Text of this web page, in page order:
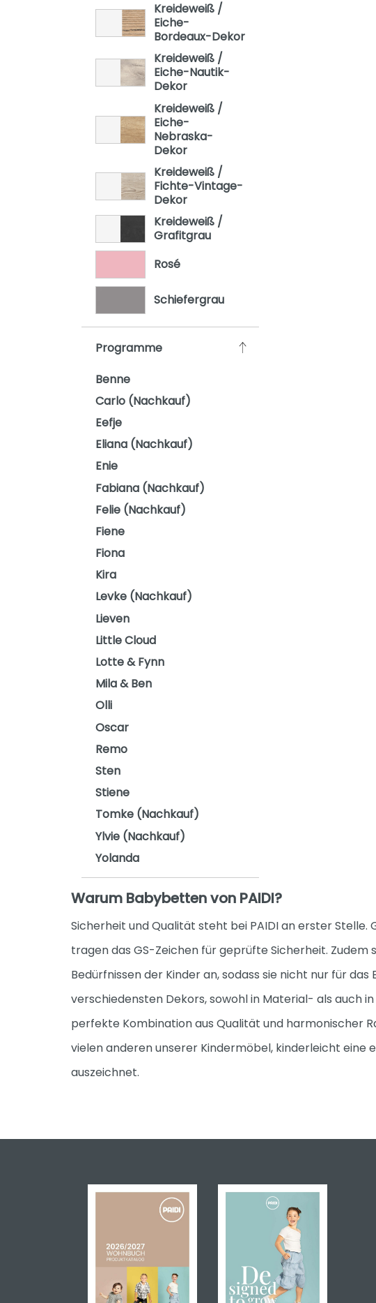
Kreideweiß /
Eiche-
Bordeaux-Dekor
Kreideweiß /
Eiche-Nautik-
Dekor
Kreideweiß /
Eiche-
Nebraska-
Dekor
Kreideweiß /
Fichte-Vintage-
Dekor
Kreideweiß /
Grafitgrau
Rosé
Schiefergrau
Programme
Benne
Carlo (Nachkauf)
Eefje
Eliana (Nachkauf)
Enie
Fabiana (Nachkauf)
Felie (Nachkauf)
Fiene
Fiona
Kira
Levke (Nachkauf)
Lieven
Little Cloud
Lotte & Fynn
Mila & Ben
Olli
Oscar
Remo
Sten
Stiene
Tomke (Nachkauf)
Ylvie (Nachkauf)
Yolanda
Warum Babybetten von PAIDI?
Sicherheit und Qualität steht bei PAIDI an erster
tragen das GS-Zeichen für geprüfte Sicherheit.
Bedürfnissen der Kinder an, sodass sie nicht nur für
verschiedensten Dekors, sowohl in Material- als auch
perfekte Kombination aus Qualität und harmonischer
vielen anderen unserer Kindermöbel, kinderleicht eine
auszeichnet.